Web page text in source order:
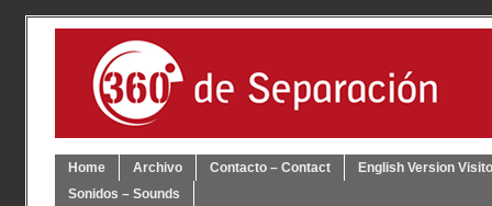
Home Archivo Contacto – Contact
English Version
Sonidos – Sounds